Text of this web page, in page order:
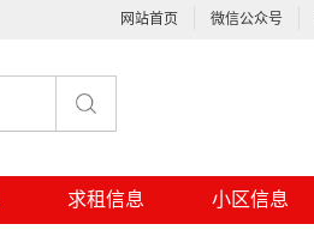
网站首页 微信公众号
求租信息 小区信息